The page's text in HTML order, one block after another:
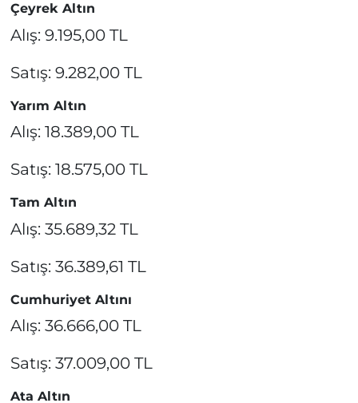
Çeyrek Altın
Alış: 9.195,00 TL
Satış: 9.282,00 TL
Yarım Altın
Alış: 18.389,00 TL
Satış: 18.575,00 TL
Tam Altın
Alış: 35.689,32 TL
Satış: 36.389,61 TL
Cumhuriyet Altını
Alış: 36.666,00 TL
Satış: 37.009,00 TL
Ata Altın